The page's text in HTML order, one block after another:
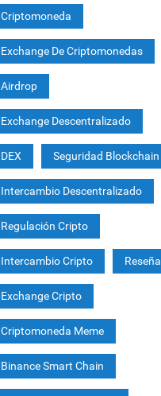
Criptomoneda
Exchange De Criptomonedas
Airdrop
Exchange Descentralizado
DEX Seguridad Blockchain
Intercambio Descentralizado
Regulación Cripto
Intercambio Cripto Reseña
Exchange Cripto
Criptomoneda Meme
Binance Smart Chain